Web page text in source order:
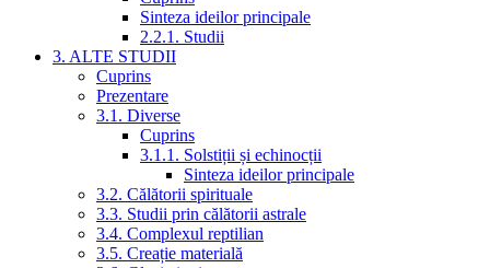
Sinteza ideilor principale
2.2.1. Studii
3. ALTE STUDII
Cuprins
Prezentare
3.1. Diverse
Cuprins
3.1.1. Solstiții și echinocții
Sinteza ideilor principale
3.2. Călătorii spirituale
3.3. Studii prin călătorii astrale
3.4. Complexul reptilian
3.5. Creație materială